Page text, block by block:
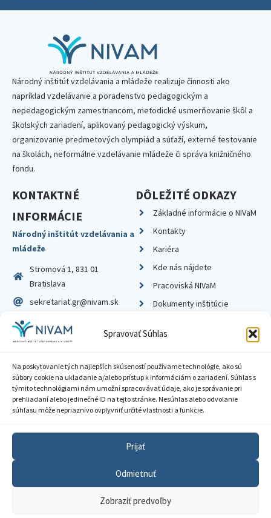
Spravovať Súhlas
Na poskytovanie tých najlepších skúseností používame technológie, ako sú
súbory cookie na ukladanie a/alebo prístup k informáciám o zariadení. Súhlas s
týmito technológiami nám umožní spracovávať údaje, ako je správanie pri
prehliadaní alebo jedinečné ID na tejto stránke. Nesúhlas alebo odvolanie
súhlasu môže nepriaznivo ovplyvniť určité vlastnosti a funkcie.
Prijať
Odmietnuť
Zobraziť predvoľby
Národný inštitút vzdelávania a mládeže realizuje činnosti ako
napríklad vzdelávanie a poradenstvo pedagogickým a
nepedagogickým zamestnancom, metodické usmerňovanie škôl a
školských zariadení, aplikovaný pedagogický výskum,
organizovanie predmetových olympiád a súťaží, externé testovanie
na školách, neformálne vzdelávanie mládeže či správa knižničného
fondu.
KONTAKTNÉ
INFORMÁCIE
Národný inštitút vzdelávania a
mládeže
Stromová 1, 831 01
Bratislava
sekretariat.gr@nivam.sk
IČO: 00164348
DIČ: 2020798714
DÔLEŽITÉ ODKAZY
Základné informácie o NIVaM
Kontakty
Kariéra
Kde nás nájdete
Pracoviská NIVaM
Dokumenty inštitúcie
Zásady ochrany súkromia
Sprístupnenie informácií
GDPR